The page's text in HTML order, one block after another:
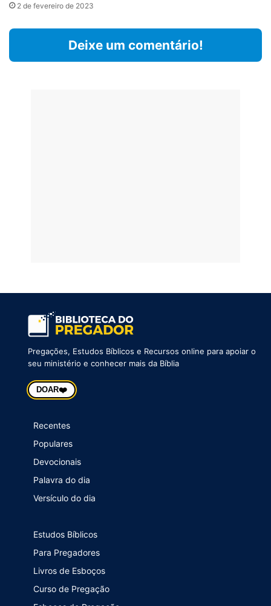
2 de fevereiro de 2023
Deixe um comentário!
Pregações, Estudos Bíblicos e Recursos online para apoiar o
seu ministério e conhecer mais da Bíblia
DOAR❤️
Recentes
Populares
Devocionais
Palavra do dia
Versículo do dia
Estudos Bíblicos
Para Pregadores
Livros de Esboços
Curso de Pregação